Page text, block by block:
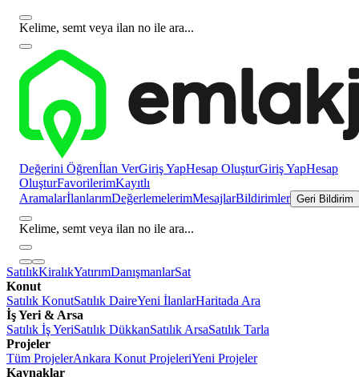
Kelime, semt veya ilan no ile ara...
Değerini Öğrenİlan VerGiriş YapHesap OluşturGiriş YapHesap
OluşturFavorilerimKayıtlı
AramalarİlanlarımDeğerlemelerimMesajlarBildirimler Geri Bildirim
Kelime, semt veya ilan no ile ara...
SatılıkKiralıkYatırımDanışmanlarSat
Konut
Satılık KonutSatılık DaireYeni İlanlarHaritada Ara
İş Yeri & Arsa
Satılık İş YeriSatılık DükkanSatılık ArsaSatılık Tarla
Projeler
Tüm ProjelerAnkara Konut ProjeleriYeni Projeler
Kaynaklar